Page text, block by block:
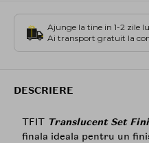
Ajunge la tine in 1-2 zile
Ai transport gratuit la
DESCRIERE
TFIT Translucent Set
finala ideala pentru un